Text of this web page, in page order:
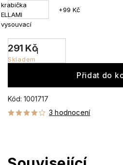
3 hodnocení
Kód: 1001717
291 Kč
Skladem
krabička
ELLAMI
vysouvací
+99 Kč
Přidat do